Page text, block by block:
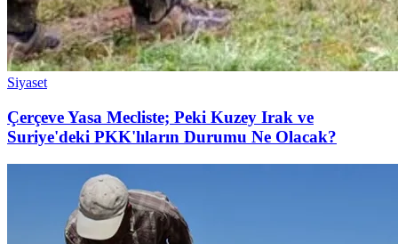
Siyaset
Çerçeve Yasa Mecliste; Peki Kuzey Irak ve
Suriye'deki PKK'lıların Durumu Ne Olacak?